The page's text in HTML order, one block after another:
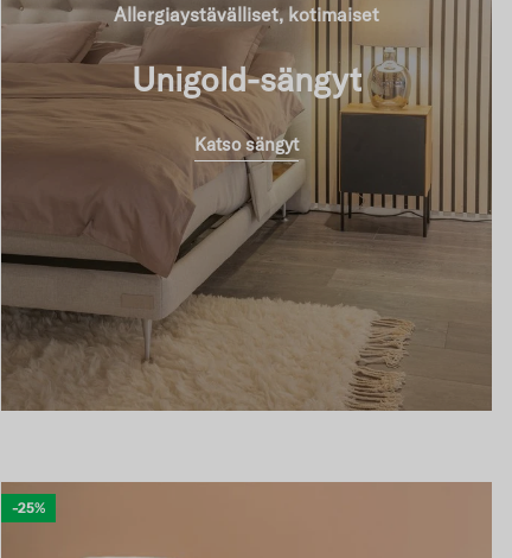
Allergiaystävälliset, kotimaiset
Unigold-sängyt
Katso sängyt
-25%